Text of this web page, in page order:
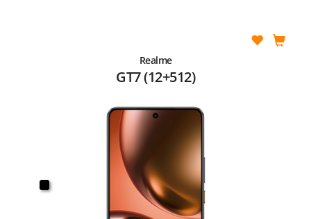
Realme
GT7 (12+512)